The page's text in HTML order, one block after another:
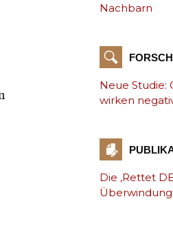
Nachbarn
Neue Studie:
wirken
Die ‚Rettet